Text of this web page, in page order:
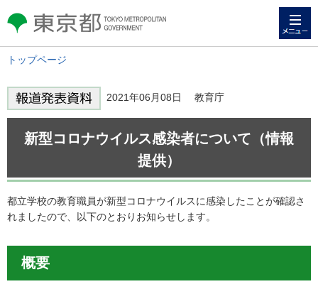
東京都 TOKYO METROPOLITAN
GOVERNMENT
トップページ
2021年06月08日 教育庁
新型コロナウイルス感染者について（情報
提供）
都立学校の教育職員が新型コロナウイルスに感染したことが確認さ
れましたので、以下のとおりお知らせします。
概要